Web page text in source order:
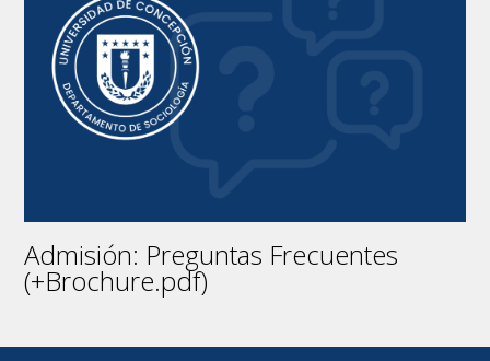
Admisión: Preguntas Frecuentes
(+Brochure.pdf)